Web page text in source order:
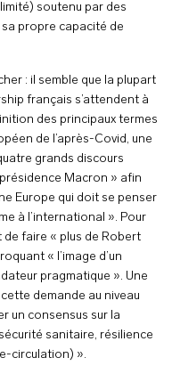
soutenu par des
propre capacité de
: il semble que la plupart
français s’attendent à
des principaux termes
de l’après-Covid, une
grands discours
Macron » afin
Europe qui doit se penser
à l’international ». Pour
de faire « plus de Robert
« l’image d’un
pragmatique ». Une
demande au niveau
un consensus sur la
sanitaire, résilience
circulation) ».